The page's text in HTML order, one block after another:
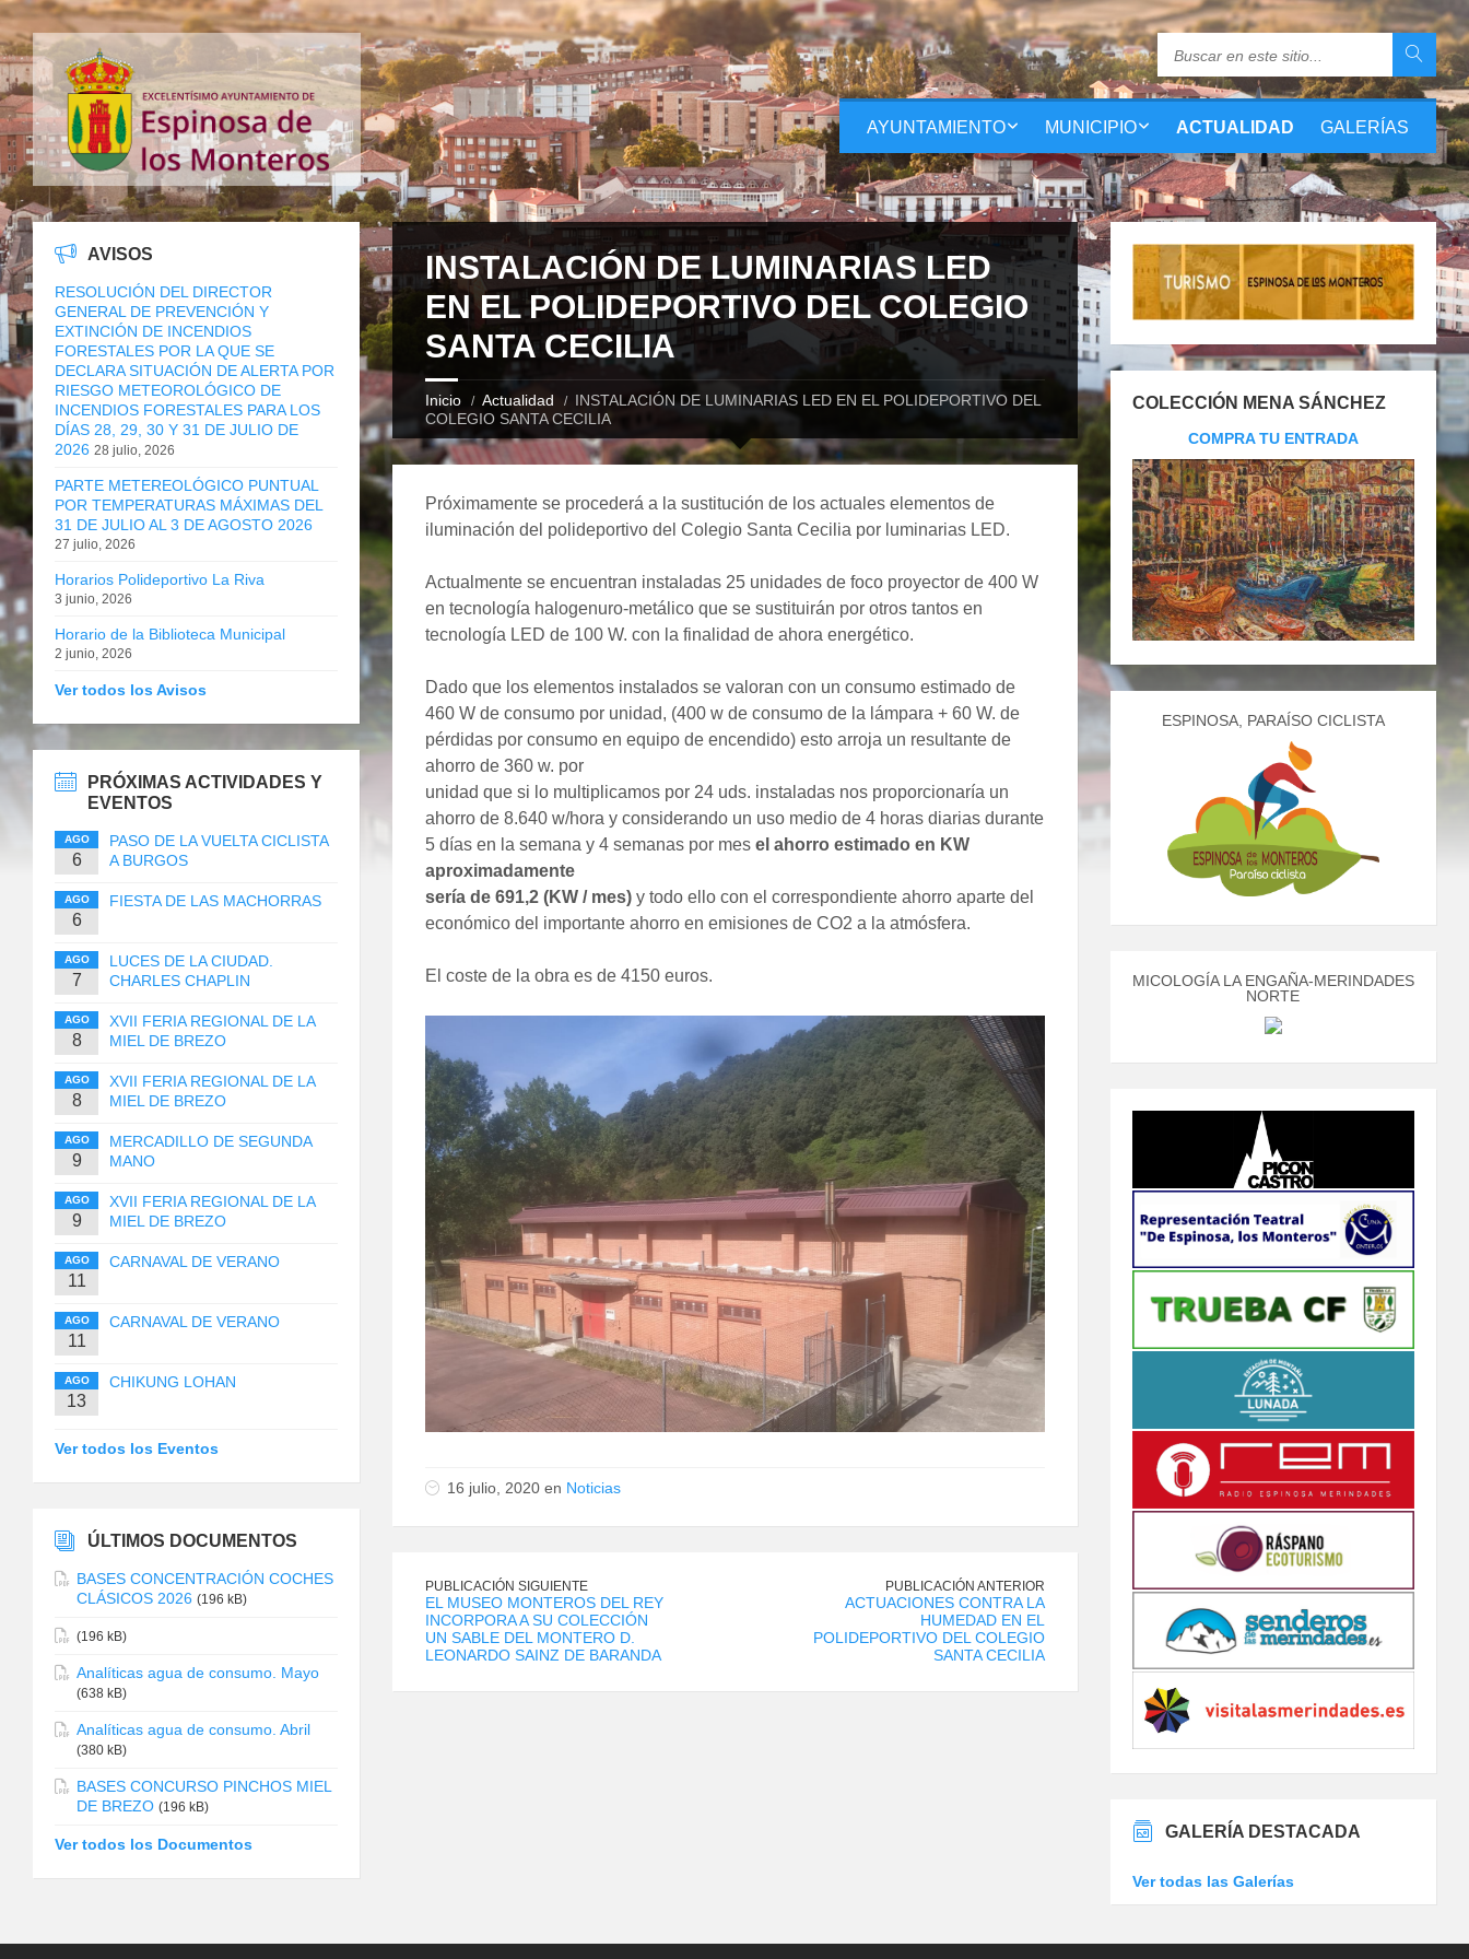
AYUNTAMIENTO MUNICIPIO ACTUALIDAD GALERÍAS
INSTALACIÓN DE LUMINARIAS LED
EN EL POLIDEPORTIVO DEL COLEGIO
SANTA CECILIA
Inicio Actualidad
INSTALACIÓN DE LUMINARIAS LED EN EL POLIDEPORTIVO DEL
COLEGIO SANTA CECILIA
Próximamente se procederá a la sustitución de los actuales elementos de
iluminación del polideportivo del Colegio Santa Cecilia por luminarias LED.
Actualmente se encuentran instaladas 25 unidades de foco proyector de 400 W
en tecnología halogenuro-metálico que se sustituirán por otros tantos en
tecnología LED de 100 W. con la finalidad de ahora energético.
Dado que los elementos instalados se valoran con un consumo estimado de
460 W de consumo por unidad, (400 w de consumo de la lámpara + 60 W. de
pérdidas por consumo en equipo de encendido) esto arroja un resultante de
ahorro de 360 w. por
unidad que si lo multiplicamos por 24 uds. instaladas nos proporcionaría un
ahorro de 8.640 w/hora y considerando un uso medio de 4 horas diarias durante
5 días en la semana y 4 semanas por mes el ahorro estimado en KW
aproximadamente
sería de 691,2 (KW / mes)y todo ello con el correspondiente ahorro aparte del
económico del importante ahorro en emisiones de CO2 a la atmósfera.
El coste de la obra es de 4150 euros.
16 julio, 2020 en Noticias
PUBLICACIÓN SIGUIENTE
EL MUSEO MONTEROS DEL REY
INCORPORA A SU COLECCIÓN
UN SABLE DEL MONTERO D.
LEONARDO SAINZ DE BARANDA
PUBLICACIÓN ANTERIOR
ACTUACIONES CONTRA LA
HUMEDAD EN EL
POLIDEPORTIVO DEL COLEGIO
SANTA CECILIA
AVISOS
RESOLUCIÓN DEL DIRECTOR
GENERAL DE PREVENCIÓN Y
EXTINCIÓN DE INCENDIOS
FORESTALES POR LA QUE SE
DECLARA SITUACIÓN DE ALERTA POR
RIESGO METEOROLÓGICO DE
INCENDIOS FORESTALES PARA LOS
DÍAS 28, 29, 30 Y 31 DE JULIO DE
2026 28 julio, 2026
PARTE METEREOLÓGICO PUNTUAL
POR TEMPERATURAS MÁXIMAS DEL
31 DE JULIO AL 3 DE AGOSTO 2026
27 julio, 2026
Horarios Polideportivo La Riva
3 junio, 2026
Horario de la Biblioteca Municipal
2 junio, 2026
Ver todos los Avisos
PRÓXIMAS ACTIVIDADES Y
EVENTOS
AGO
6
PASO DE LA VUELTA CICLISTA
A BURGOS
AGO
6
FIESTA DE LAS MACHORRAS
AGO
7
LUCES DE LA CIUDAD.
CHARLES CHAPLIN
AGO
8
XVII FERIA REGIONAL DE LA
MIEL DE BREZO
AGO
8
XVII FERIA REGIONAL DE LA
MIEL DE BREZO
AGO
9
MERCADILLO DE SEGUNDA
MANO
AGO
9
XVII FERIA REGIONAL DE LA
MIEL DE BREZO
AGO
11
CARNAVAL DE VERANO
AGO
11
CARNAVAL DE VERANO
AGO
13
CHIKUNG LOHAN
Ver todos los Eventos
ÚLTIMOS DOCUMENTOS
BASES CONCENTRACIÓN COCHES
CLÁSICOS 2026 (196 kB)
(196 kB)
Analíticas agua de consumo. Mayo
(638 kB)
Analíticas agua de consumo. Abril
(380 kB)
BASES CONCURSO PINCHOS MIEL
DE BREZO (196 kB)
Ver todos los Documentos
COLECCIÓN MENA SÁNCHEZ
COMPRA TU ENTRADA
ESPINOSA, PARAÍSO CICLISTA
MICOLOGÍA LA ENGAÑA-MERINDADES
NORTE
GALERÍA DESTACADA
Ver todas las Galerías